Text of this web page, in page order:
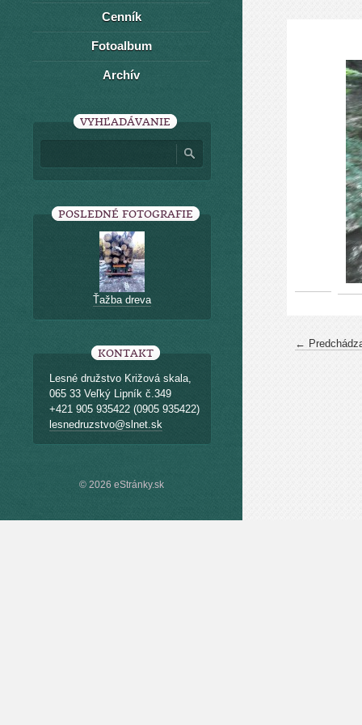
←
Cenník
Fotoalbum
Archív
VYHĽADÁVANIE
POSLEDNÉ FOTOGRAFIE
Ťažba dreva
KONTAKT
Lesné družstvo Križová skala,
065 33 Veľký Lipník č.349
+421 905 935422 (0905 935422)
lesnedruzstvo@slnet.sk
© 2026 eStránky.sk